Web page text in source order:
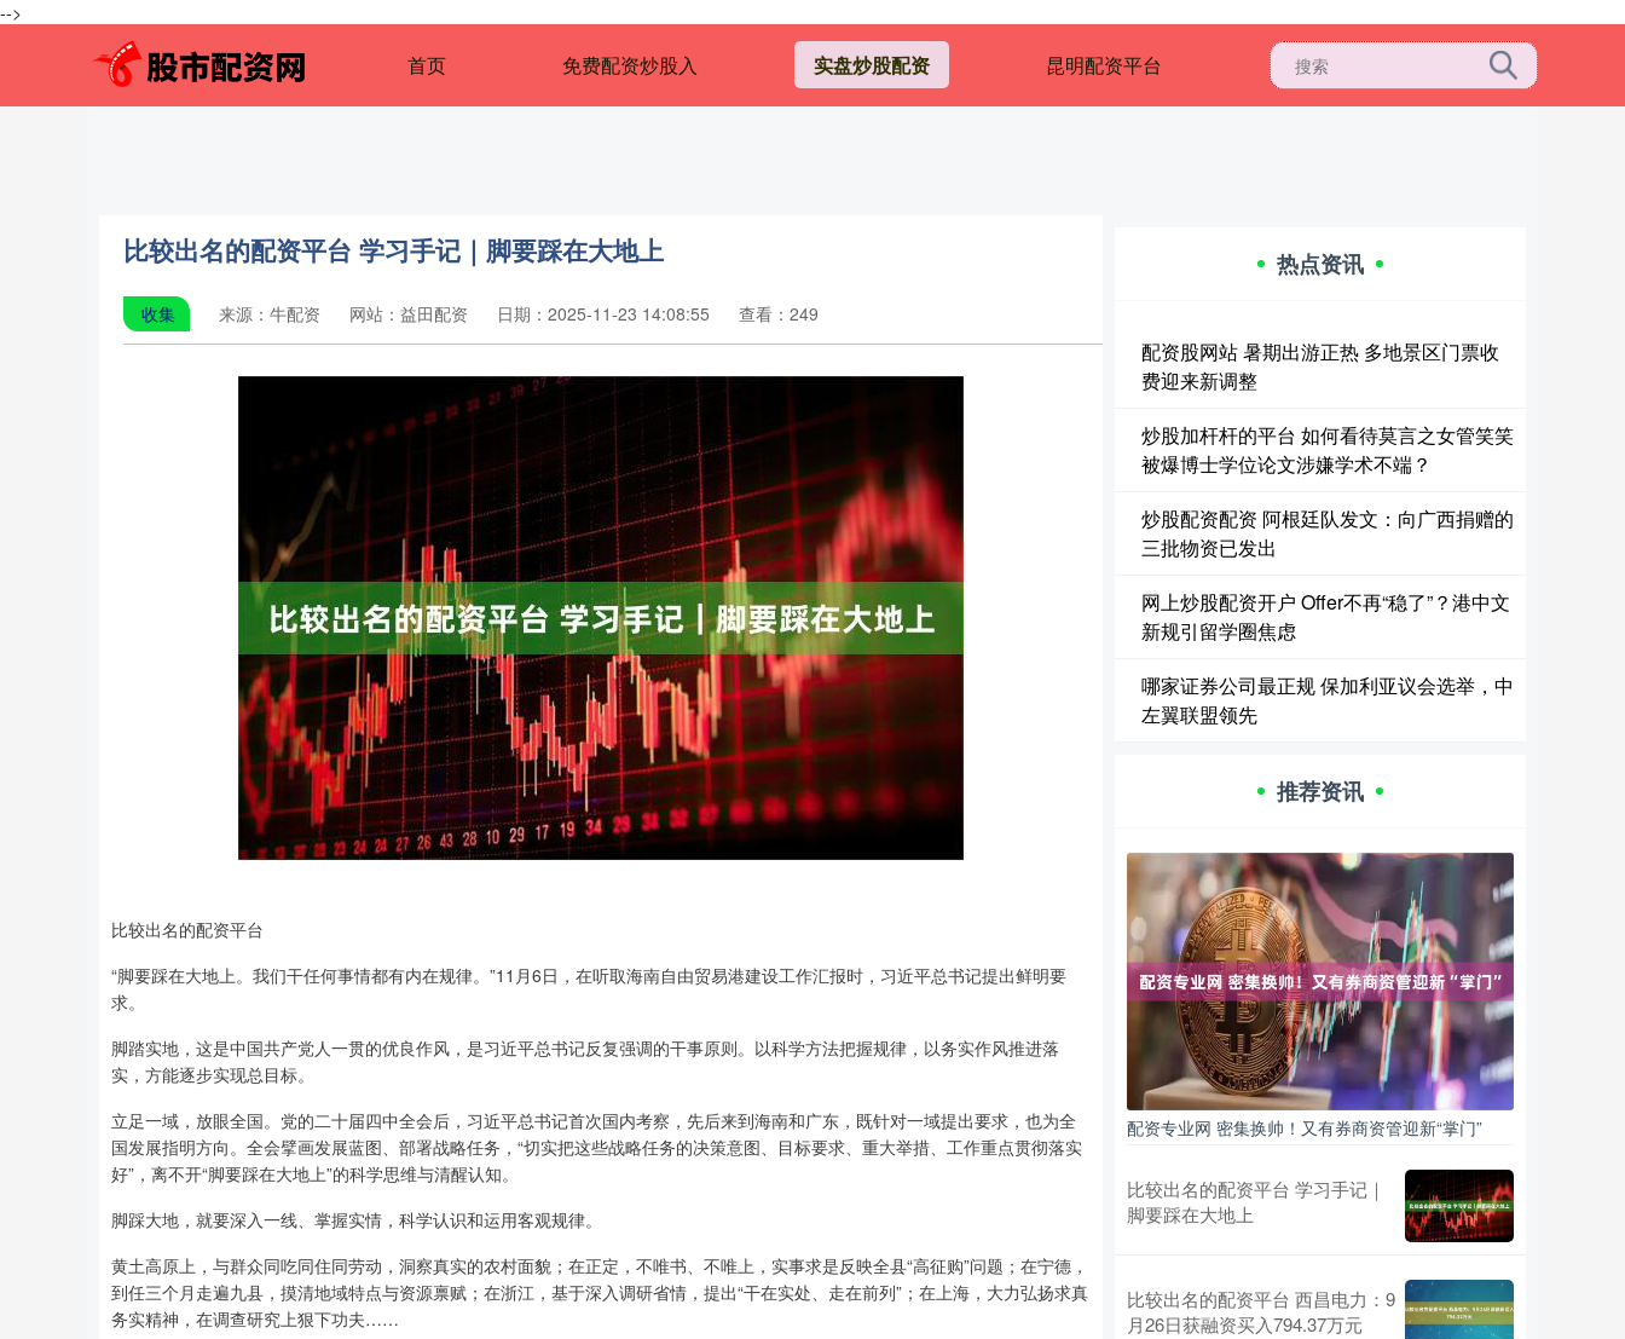
-->
首页 免费配资炒股入 实盘炒股配资 昆明配资平台
比较出名的配资平台 学习手记｜脚要踩在大地上
收集 来源：牛配资 网站：益田配资 日期：2025-11-23 14:08:55 查看：249
比较出名的配资平台
“脚要踩在大地上。我们干任何事情都有内在规律。”11月6日，在听取海南自由贸易港建设工作汇报时，习近平总书记提出鲜明要
求。
脚踏实地，这是中国共产党人一贯的优良作风，是习近平总书记反复强调的干事原则。以科学方法把握规律，以务实作风推进落
实，方能逐步实现总目标。
立足一域，放眼全国。党的二十届四中全会后，习近平总书记首次国内考察，先后来到海南和广东，既针对一域提出要求，也为全
国发展指明方向。全会擘画发展蓝图、部署战略任务，“切实把这些战略任务的决策意图、目标要求、重大举措、工作重点贯彻落实
好”，离不开“脚要踩在大地上”的科学思维与清醒认知。
脚踩大地，就要深入一线、掌握实情，科学认识和运用客观规律。
黄土高原上，与群众同吃同住同劳动，洞察真实的农村面貌；在正定，不唯书、不唯上，实事求是反映全县“高征购”问题；在宁德，
到任三个月走遍九县，摸清地域特点与资源禀赋；在浙江，基于深入调研省情，提出“干在实处、走在前列”；在上海，大力弘扬求真
务实精神，在调查研究上狠下功夫……
热点资讯
配资股网站 暑期出游正热 多地景区门票收
费迎来新调整
炒股加杆杆的平台 如何看待莫言之女管笑笑
被爆博士学位论文涉嫌学术不端？
炒股配资配资 阿根廷队发文：向广西捐赠的
三批物资已发出
网上炒股配资开户 Offer不再“稳了”？港中文
新规引留学圈焦虑
哪家证券公司最正规 保加利亚议会选举，中
左翼联盟领先
推荐资讯
配资专业网 密集换帅！又有券商资管迎新“掌门”
比较出名的配资平台 学习手记｜
脚要踩在大地上
比较出名的配资平台 西昌电力：9
月26日获融资买入794.37万元